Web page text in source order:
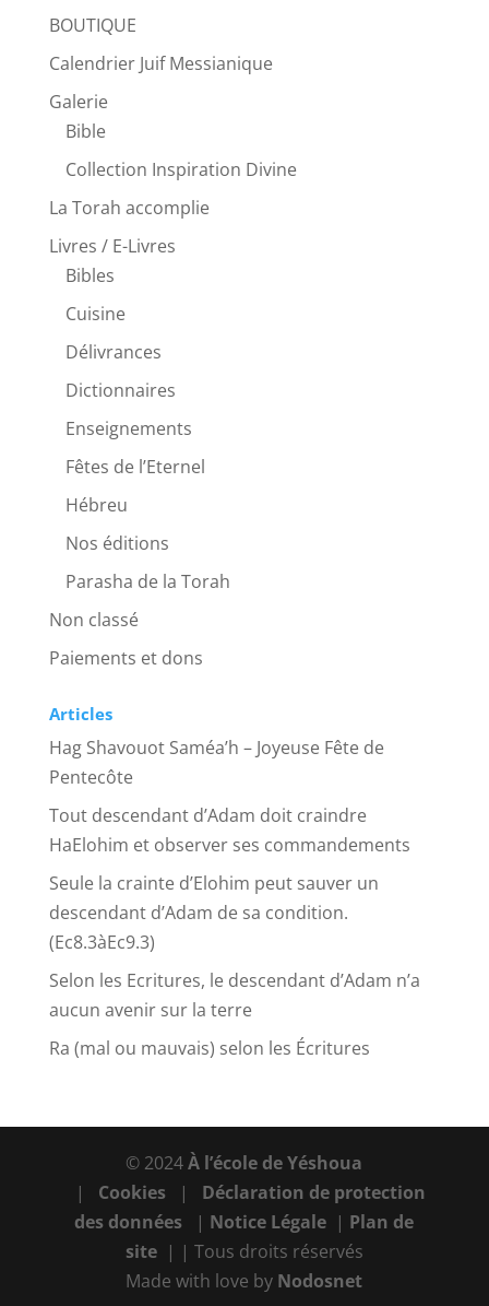
BOUTIQUE
Calendrier Juif Messianique
Galerie
Bible
Collection Inspiration Divine
La Torah accomplie
Livres / E-Livres
Bibles
Cuisine
Délivrances
Dictionnaires
Enseignements
Fêtes de l’Eternel
Hébreu
Nos éditions
Parasha de la Torah
Non classé
Paiements et dons
Articles
Hag Shavouot Saméa’h – Joyeuse Fête de
Pentecôte
Tout descendant d’Adam doit craindre
HaElohim et observer ses commandements
Seule la crainte d’Elohim peut sauver un
descendant d’Adam de sa condition.
(Ec8.3àEc9.3)
Selon les Ecritures, le descendant d’Adam n’a
aucun avenir sur la terre
Ra (mal ou mauvais) selon les Écritures
© 2024À l’école de Yéshoua
| Cookies | Déclaration de protection
des données | Notice Légale | Plan de
site| | Tous droits réservés
Made with love by Nodosnet